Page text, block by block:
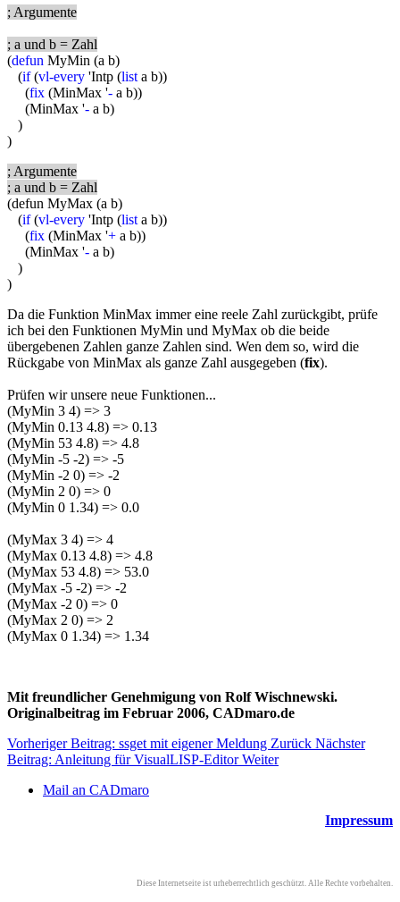
; Argumente
; a und b = Zahl
(defun MyMin (a b)
(if(vl-every 'Intp (list a b))
(fix (MinMax '- a b))
(MinMax '- a b)
)
)
; Argumente
; a und b = Zahl
(defun MyMax (a b)
(if(vl-every 'Intp (list a b))
(fix (MinMax '+ a b))
(MinMax '- a b)
)
)
Da die Funktion MinMax immer eine reele Zahl zurückgibt, prüfe
ich bei den Funktionen MyMin und MyMax ob die beide
übergebenen Zahlen ganze Zahlen sind. Wen dem so, wird die
Rückgabe von MinMax als ganze Zahl ausgegeben (fix).
Prüfen wir unsere neue Funktionen...
(MyMin 3 4) => 3
(MyMin 0.13 4.8) => 0.13
(MyMin 53 4.8) => 4.8
(MyMin -5 -2) => -5
(MyMin -2 0) => -2
(MyMin 2 0) => 0
(MyMin 0 1.34) => 0.0
(MyMax 3 4) => 4
(MyMax 0.13 4.8) => 4.8
(MyMax 53 4.8) => 53.0
(MyMax -5 -2) => -2
(MyMax -2 0) => 0
(MyMax 2 0) => 2
(MyMax 0 1.34) => 1.34
Mit freundlicher Genehmigung von Rolf Wischnewski.
Originalbeitrag im Februar 2006, CADmaro.de
Vorheriger Beitrag: ssget mit eigener Meldung Zurück Nächster
Beitrag: Anleitung für VisualLISP-EditorWeiter
Mail an CADmaro
Impressum
Diese Internetseite ist urheberrechtlich geschützt. Alle Rechte vorbehalten.